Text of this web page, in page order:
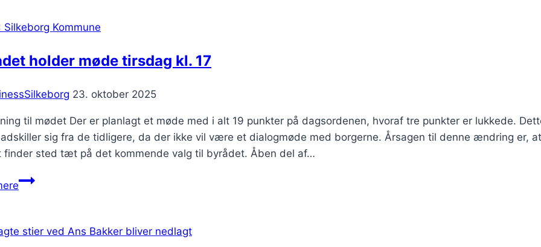
Silkeborg Kommune
holder møde tirsdag kl. 17
23. oktober 2025
til mødet Der er planlagt et møde med i alt 19 punkter på dagsordenen, hvoraf tre punkter er lukkede.
sig fra de tidligere, da der ikke vil være et dialogmøde med borgerne. Årsagen til denne ændring er, at
finder sted tæt på det kommende valg til byrådet. Åben del af…
Byrådet
tirsdag